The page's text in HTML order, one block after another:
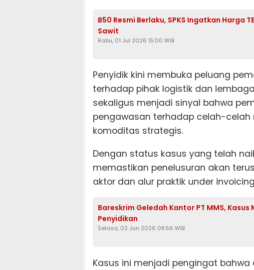
B50 Resmi Berlaku, SPKS Ingatkan Harga
Sawit
Rabu, 01 Jul 2026 15:00 WIB
Penyidik kini membuka peluang
terhadap pihak logistik dan
sekaligus menjadi sinyal bahwa
pengawasan terhadap celah-
komoditas strategis.
Dengan status kasus yang telah
memastikan penelusuran akan
aktor dan alur praktik under
Bareskrim Geledah Kantor PT MMS,
Penyidikan
Selasa, 02 Jun 2026 08:56 WIB
Kasus ini menjadi pengingat